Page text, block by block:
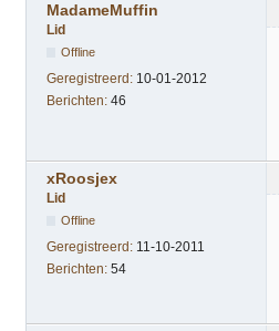
MadameMuffin
Lid
Offline
Geregistreerd: 10-01-2012
Berichten: 46
xRoosjex
Lid
Offline
Geregistreerd: 11-10-2011
Berichten: 54